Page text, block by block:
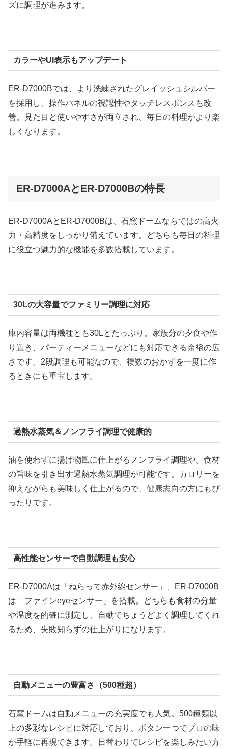
ズに調理が進みます。
カラーやUI表示もアップデート
ER-D7000Bでは、より洗練されたグレイッシュシルバー
を採用し、操作パネルの視認性やタッチレスポンスも改
善。見た目と使いやすさが両立され、毎日の料理がより楽
しくなります。
ER-D7000AとER-D7000Bの特長
ER-D7000AとER-D7000Bは、石窯ドームならではの高火
力・高精度をしっかり備えています。どちらも毎日の料理
に役立つ魅力的な機能を多数搭載しています。
30Lの大容量でファミリー調理に対応
庫内容量は両機種とも30Lとたっぷり。家族分の夕食や作
り置き、パーティーメニューなどにも対応できる余裕の広
さです。2段調理も可能なので、複数のおかずを一度に作
るときにも重宝します。
過熱水蒸気＆ノンフライ調理で健康的
油を使わずに揚げ物風に仕上がるノンフライ調理や、食材
の旨味を引き出す過熱水蒸気調理が可能です。カロリーを
抑えながらも美味しく仕上がるので、健康志向の方にもぴ
ったりです。
高性能センサーで自動調理も安心
ER-D7000Aは「ねらって赤外線センサー」、ER-D7000B
は「ファインeyeセンサー」を搭載。どちらも食材の分量
や温度を的確に測定し、自動でちょうどよく調理してくれ
るため、失敗知らずの仕上がりになります。
自動メニューの豊富さ（500種超）
石窯ドームは自動メニューの充実度でも人気。500種類以
上の多彩なレシピに対応しており、ボタン一つでプロの味
が手軽に再現できます。日替わりでレシピを楽しみたい方